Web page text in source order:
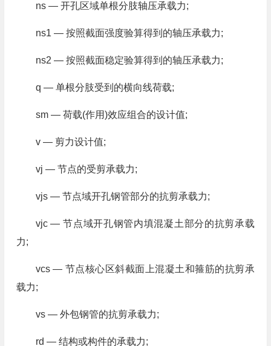
ns — 开孔区域单根分肢轴压承载力;
ns1 — 按照截面强度验算得到的轴压承载力;
ns2 — 按照截面稳定验算得到的轴压承载力;
q — 单根分肢受到的横向线荷载;
sm — 荷载(作用)效应组合的设计值;
v — 剪力设计值;
vj — 节点的受剪承载力;
vjs — 节点域开孔钢管部分的抗剪承载力;
vjc — 节点域开孔钢管内填混凝土部分的抗剪承载
力;
vcs — 节点核心区斜截面上混凝土和箍筋的抗剪承
载力;
vs — 外包钢管的抗剪承载力;
rd — 结构或构件的承载力;